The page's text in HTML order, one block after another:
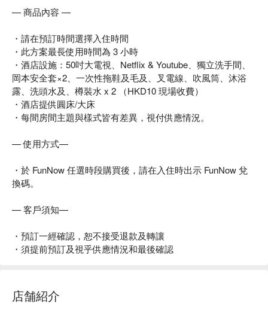
— 商品內容 —
・請在預訂時間選擇入住時間
・此方案最長使用時間為 3 小時
・酒店設施：50吋大電視、Netflix & Youtube、獨立洗手間、
岡本安全套×2、一次性拖鞋及毛及、叉電線、吹風筒、沐浴
露、洗頭水及、樽裝水 x 2 （HKD10 現場收費）
・酒店提供圓床/大床
・每間房間主題與樣式皆有差異，視付供應情況。
— 使用方式—
・於 FunNow 任選時段購買後，請在入住時出示 FunNow 兌
換碼。
— 客戶須知—
・預訂一經確認，恕不接受退款及轉讓
・須提前預訂及視乎供應情況和最後確認
店舗紹介